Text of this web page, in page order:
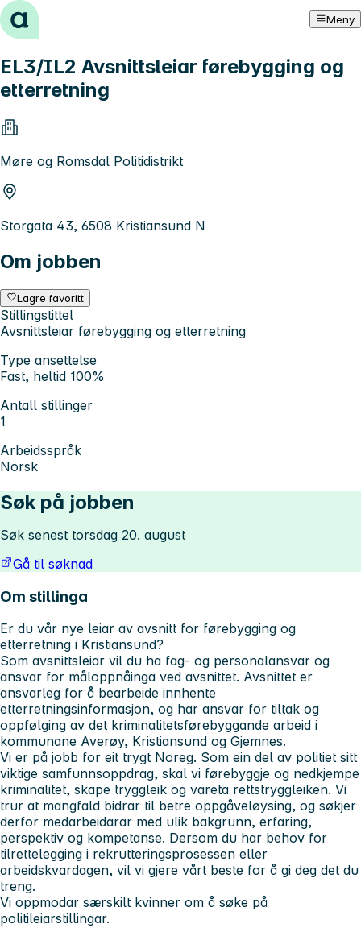
Hopp til innhold Meny
EL3/IL2 Avsnittsleiar førebygging og
etterretning
Møre og Romsdal Politidistrikt
Storgata 43, 6508 Kristiansund N
Om jobben
Lagre favoritt
Stillingstittel
Avsnittsleiar førebygging og etterretning
Type ansettelse
Fast, heltid 100%
Antall stillinger
1
Arbeidsspråk
Norsk
Søk på jobben
Søk senest torsdag 20. august
Gå til søknad
Om stillinga
Er du vår nye leiar av avsnitt for førebygging og
etterretning i Kristiansund?
Som avsnittsleiar vil du ha fag- og personalansvar og
ansvar for måloppnåinga ved avsnittet. Avsnittet er
ansvarleg for å bearbeide innhente
etterretningsinformasjon, og har ansvar for tiltak og
oppfølging av det kriminalitetsførebyggande arbeid i
kommunane Averøy, Kristiansund og Gjemnes.
Vi er på jobb for eit trygt Noreg. Som ein del av politiet sitt
viktige samfunnsoppdrag, skal vi førebyggje og nedkjempe
kriminalitet, skape tryggleik og vareta rettstryggleiken. Vi
trur at mangfald bidrar til betre oppgåveløysing, og søkjer
derfor medarbeidarar med ulik bakgrunn, erfaring,
perspektiv og kompetanse. Dersom du har behov for
tilrettelegging i rekrutteringsprosessen eller
arbeidskvardagen, vil vi gjere vårt beste for å gi deg det du
treng.
Vi oppmodar særskilt kvinner om å søke på
politileiarstillingar.